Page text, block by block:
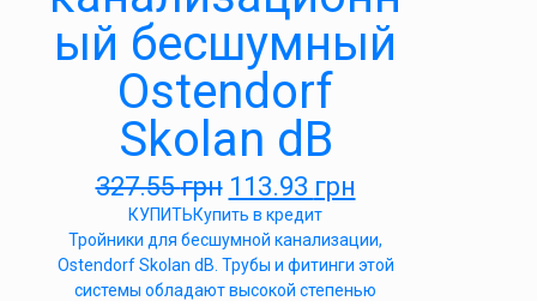
ый бесшумный
Ostendorf
Skolan dB
327.55грн 113.93 грн
КУПИТЬКупить в кредит
Тройники для бесшумной канализации,
Ostendorf Skolan dB. Трубы и фитинги этой
системы обладают высокой степенью